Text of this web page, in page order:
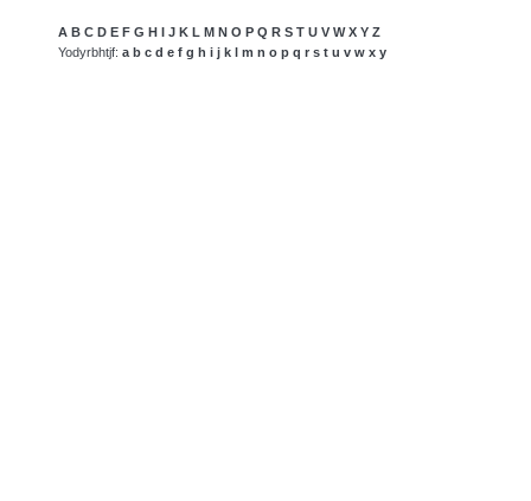
A B C D E F G H I J K L M N O P Q R S T U V W X Y Z
Yodyrbhtjf: a b c d e f g h i j k l m n o p q r s t u v w x y